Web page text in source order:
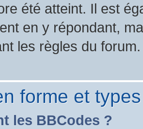
été atteint. Il est
en y répondant,
les règles du forum.
forme et
les BBCodes ?